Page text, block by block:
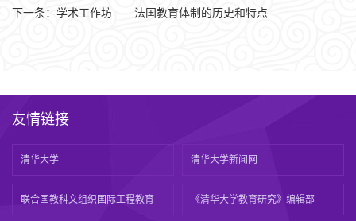
下一条： 学术工作坊——法国教育体制的历史和特点
友情链接
清华大学 清华大学新闻网
联合国教科文组织国际工程教育 《清华大学教育研究》编辑部